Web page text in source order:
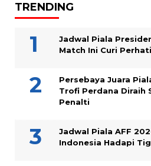
TRENDING
Jadwal Piala
Match Ini Curi
Persebaya Juara
Trofi Perdana Diraih
Penalti
Jadwal Piala AFF
Indonesia Hadapi